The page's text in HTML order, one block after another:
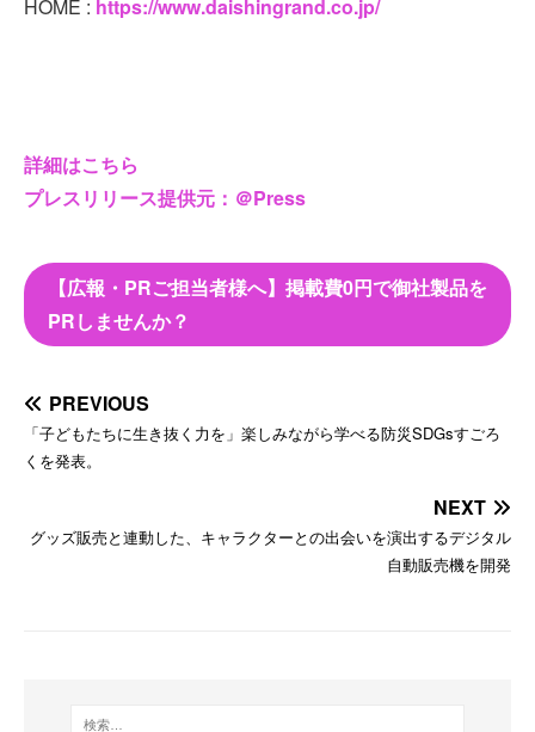
HOME : https://www.daishingrand.co.jp/
詳細はこちら
プレスリリース提供元：＠Press
【広報・PRご担当者様へ】掲載費0円で御社製品を
PRしませんか？
PREVIOUS
「子どもたちに生き抜く力を」楽しみながら学べる防災SDGsすごろ
くを発表。
NEXT
グッズ販売と連動した、キャラクターとの出会いを演出するデジタル
自動販売機を開発